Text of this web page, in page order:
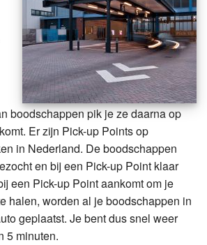
boodschappen pik je ze daarna op
Er zijn Pick-up Points op
in Nederland. De boodschappen
en bij een Pick-up Point klaar
een Pick-up Point aankomt om je
halen, worden al je boodschappen in
geplaatst. Je bent dus snel weer
5 minuten.